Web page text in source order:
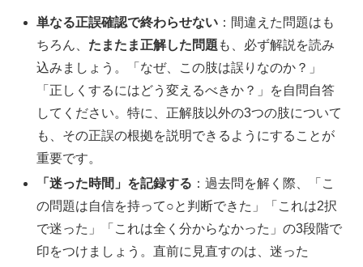
単なる正誤確認で終わらせない ：間違えた問題はも
ちろん、 たまたま正解した問題 も、必ず解説を読み
込みましょう。「なぜ、この肢は誤りなのか？」
「正しくするにはどう変えるべきか？」を自問自答
してください。特に、正解肢以外の3つの肢について
も、その正誤の根拠を説明できるようにすることが
重要です。
「迷った時間」を記録する ：過去問を解く際、「こ
の問題は自信を持って○と判断できた」「これは2択
で迷った」「これは全く分からなかった」の3段階で
印をつけましょう。直前に見直すのは、迷った